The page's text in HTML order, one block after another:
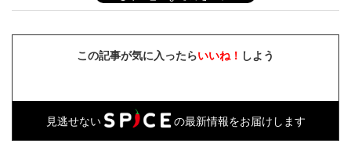
この記事が気に入ったらいいね！ しよう
見逃せない の最新情報をお届けします